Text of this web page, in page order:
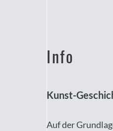
Info
Kunst-
Auf der